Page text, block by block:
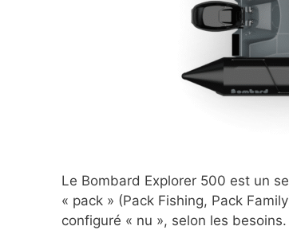
Le Bombard Explorer 500 est un
« pack » (Pack Fishing, Pack
configuré « nu », selon les besoins.